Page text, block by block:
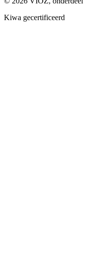
Kiwa gecertificeerd